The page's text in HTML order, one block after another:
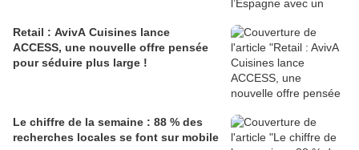
Retail : AvivA Cuisines lance
ACCESS, une nouvelle offre pensée
pour séduire plus large !
Le chiffre de la semaine : 88 % des
recherches locales se font sur mobile